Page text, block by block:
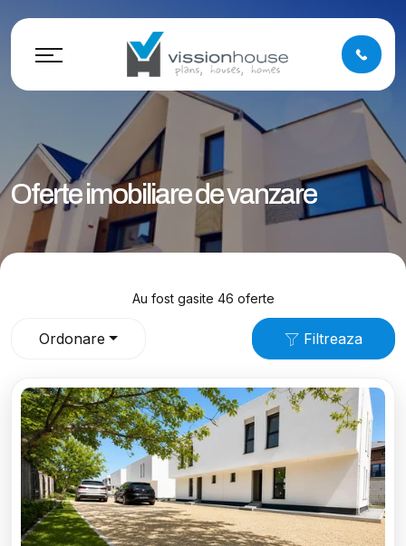
Oferte imobiliare de vanzare
Au fost gasite 46 oferte
Ordonare Filtreaza